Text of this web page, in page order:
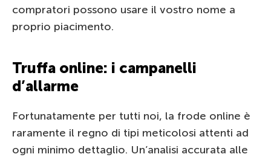
compratori possono usare il vostro nome a
proprio piacimento.
Truffa online: i campanelli
d’allarme
Fortunatamente per tutti noi, la frode online è
raramente il regno di tipi meticolosi attenti ad
ogni minimo dettaglio. Un’analisi accurata alle